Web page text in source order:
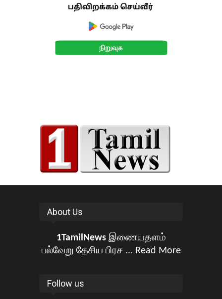
About Us
1TamilNewsஇணையதளம்
பல்வேறு தேசிய பிரச ... Read More
Follow us